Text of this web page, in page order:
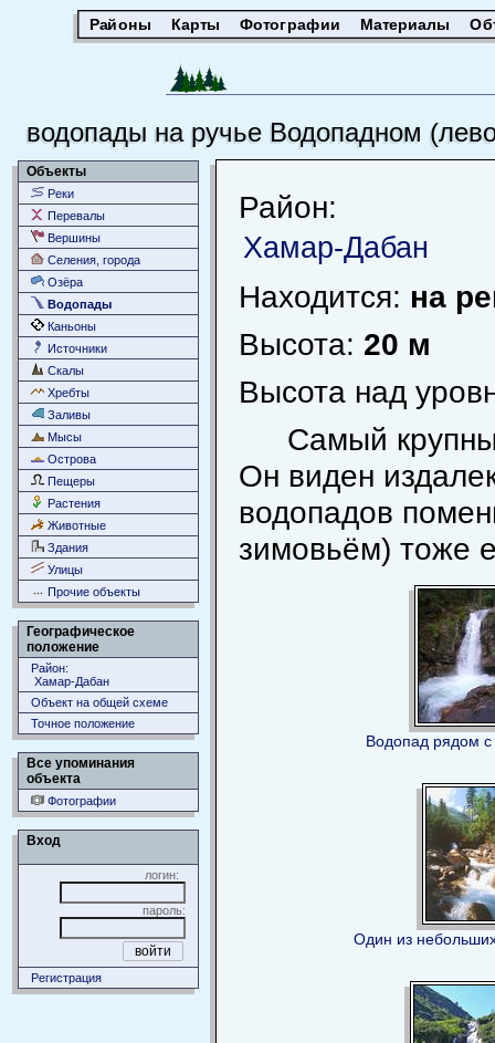
Районы Карты Фотографии Материалы
водопады на ручье Водопадном
Объекты
Реки
Перевалы
Вершины
Селения, города
Озёра
Водопады
Каньоны
Источники
Скалы
Хребты
Заливы
Мысы
Острова
Пещеры
Растения
Животные
Здания
Улицы
Прочие объекты
Географическое
положение
Район:
Хамар-Дабан
Объект на общей схеме
Точное положение
Все упоминания
объекта
Фотографии
Вход
логин:
пароль:
Регистрация
Район:
Хамар-Дабан
Находится: на
Высота: 20 м
Высота над
Самый
Он виден
водопадов
зимовьём) тоже
Водопад рядом
Один из